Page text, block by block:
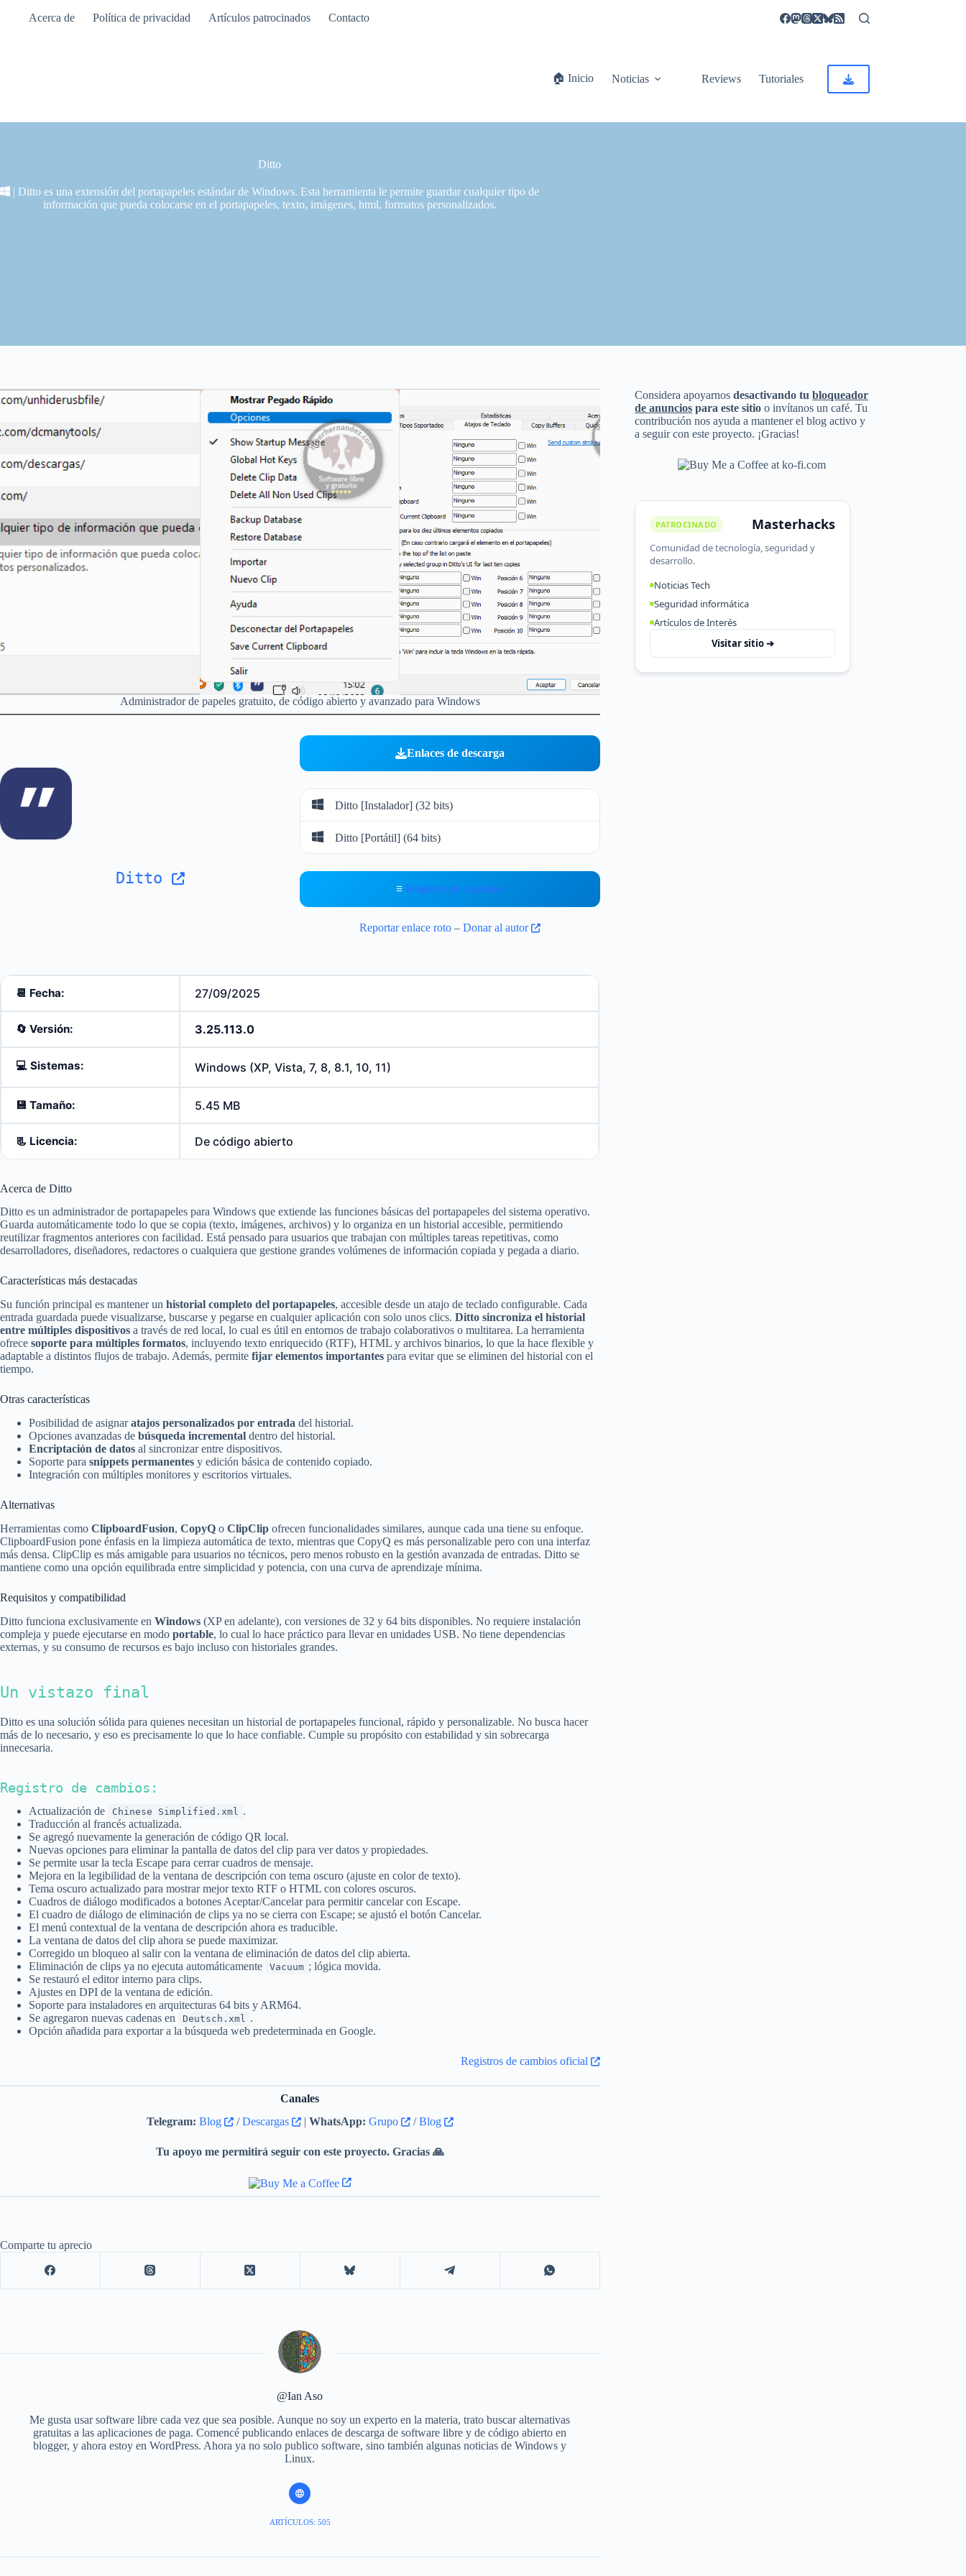
Acerca de Política de privacidad Artículos patrocinados Contacto
🏠 Inicio Noticias Reviews Tutoriales
Ditto
| Ditto es una extensión del portapapeles estándar de Windows. Esta herramienta le permite guardar cualquier tipo de
información que pueda colocarse en el portapapeles, texto, imágenes, html, formatos personalizados.
Administrador de papeles gratuito, de código abierto y avanzado para Windows
Ditto
Enlaces de descarga
Ditto [Instalador] (32 bits)
Ditto [Portátil] (64 bits)
≡ Registro de cambios
Reportar enlace roto– Donar al autor
📆 Fecha: 27/09/2025
🔄️ Versión: 3.25.113.0
💻 Sistemas: Windows (XP, Vista, 7, 8, 8.1, 10, 11)
💾 Tamaño: 5.45 MB
📃 Licencia: De código abierto
Acerca de Ditto
Ditto es un administrador de portapapeles para Windows que extiende las funciones básicas del portapapeles del sistema operativo.
Guarda automáticamente todo lo que se copia (texto, imágenes, archivos) y lo organiza en un historial accesible, permitiendo
reutilizar fragmentos anteriores con facilidad. Está pensado para usuarios que trabajan con múltiples tareas repetitivas, como
desarrolladores, diseñadores, redactores o cualquiera que gestione grandes volúmenes de información copiada y pegada a diario.
Características más destacadas
Su función principal es mantener un historial completo del portapapeles, accesible desde un atajo de teclado configurable. Cada
entrada guardada puede visualizarse, buscarse y pegarse en cualquier aplicación con solo unos clics. Ditto sincroniza el historial
entre múltiples dispositivos a través de red local, lo cual es útil en entornos de trabajo colaborativos o multitarea. La herramienta
ofrece soporte para múltiples formatos, incluyendo texto enriquecido (RTF), HTML y archivos binarios, lo que la hace flexible y
adaptable a distintos flujos de trabajo. Además, permite fijar elementos importantes para evitar que se eliminen del historial con el
tiempo.
Otras características
Posibilidad de asignaratajos personalizados por entrada del historial.
Opciones avanzadas de búsqueda incremental dentro del historial.
Encriptación de datos al sincronizar entre dispositivos.
Soporte para snippets permanentes y edición básica de contenido copiado.
Integración con múltiples monitores y escritorios virtuales.
Alternativas
Herramientas como ClipboardFusion, CopyQ o ClipClip ofrecen funcionalidades similares, aunque cada una tiene su enfoque.
ClipboardFusion pone énfasis en la limpieza automática de texto, mientras que CopyQ es más personalizable pero con una interfaz
más densa. ClipClip es más amigable para usuarios no técnicos, pero menos robusto en la gestión avanzada de entradas. Ditto se
mantiene como una opción equilibrada entre simplicidad y potencia, con una curva de aprendizaje mínima.
Requisitos y compatibilidad
Ditto funciona exclusivamente en Windows (XP en adelante), con versiones de 32 y 64 bits disponibles. No requiere instalación
compleja y puede ejecutarse en modo portable, lo cual lo hace práctico para llevar en unidades USB. No tiene dependencias
externas, y su consumo de recursos es bajo incluso con historiales grandes.
Un vistazo final
Ditto es una solución sólida para quienes necesitan un historial de portapapeles funcional, rápido y personalizable. No busca hacer
más de lo necesario, y eso es precisamente lo que lo hace confiable. Cumple su propósito con estabilidad y sin sobrecarga
innecesaria.
Registro de cambios:
Actualización de Chinese Simplified.xml
.
Traducción al francés actualizada.
Se agregó nuevamente la generación de código QR local.
Nuevas opciones para eliminar la pantalla de datos del clip para ver datos y propiedades.
Se permite usar la tecla Escape para cerrar cuadros de mensaje.
Mejora en la legibilidad de la ventana de descripción con tema oscuro (ajuste en color de texto).
Tema oscuro actualizado para mostrar mejor texto RTF o HTML con colores oscuros.
Cuadros de diálogo modificados a botones Aceptar/Cancelar para permitir cancelar con Escape.
El cuadro de diálogo de eliminación de clips ya no se cierra con Escape; se ajustó el botón Cancelar.
El menú contextual de la ventana de descripción ahora es traducible.
La ventana de datos del clip ahora se puede maximizar.
Corregido un bloqueo al salir con la ventana de eliminación de datos del clip abierta.
Eliminación de clips ya no ejecuta automáticamente
Vacuum ; lógica movida.
Se restauró el editor interno para clips.
Ajustes en DPI de la ventana de edición.
Soporte para instaladores en arquitecturas 64 bits y ARM64.
Se agregaron nuevas cadenas en
Deutsch.xml
.
Opción añadida para exportar a la búsqueda web predeterminada en Google.
Registros de cambios oficial
Canales
Telegram: Blog /Descargas | WhatsApp: Grupo /Blog
Tu apoyo me permitirá seguir con este proyecto. Gracias 🙏
Comparte tu aprecio
@Ian Aso
Me gusta usar software libre cada vez que sea posible. Aunque no soy un experto en la materia, trato buscar alternativas
gratuitas a las aplicaciones de paga. Comencé publicando enlaces de descarga de software libre y de código abierto en
blogger, y ahora estoy en WordPress. Ahora ya no solo publico software, sino también algunas noticias de Windows y
Linux.
ARTÍCULOS: 505
Considera apoyarnosdesactivando tubloqueador
de anuncios para este sitio o invítanos un café. Tu
contribución nos ayuda a mantener el blog activo y
a seguir con este proyecto. ¡Gracias!
PATROCINADO Masterhacks
Comunidad de tecnología, seguridad y
desarrollo.
Noticias Tech
Seguridad informática
Artículos de Interés
Visitar sitio ➔